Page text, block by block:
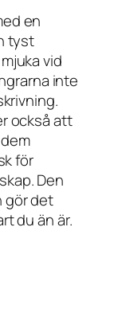
en
tyst
vid
inte
också att
för
Den
gör det
du än är.